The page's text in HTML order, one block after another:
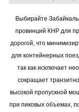
Выбирайте
провинций КНР для
дорогой, что
для контейнерных
так как исключает
сокращает
высокой пропускной
при пиковых объемах,